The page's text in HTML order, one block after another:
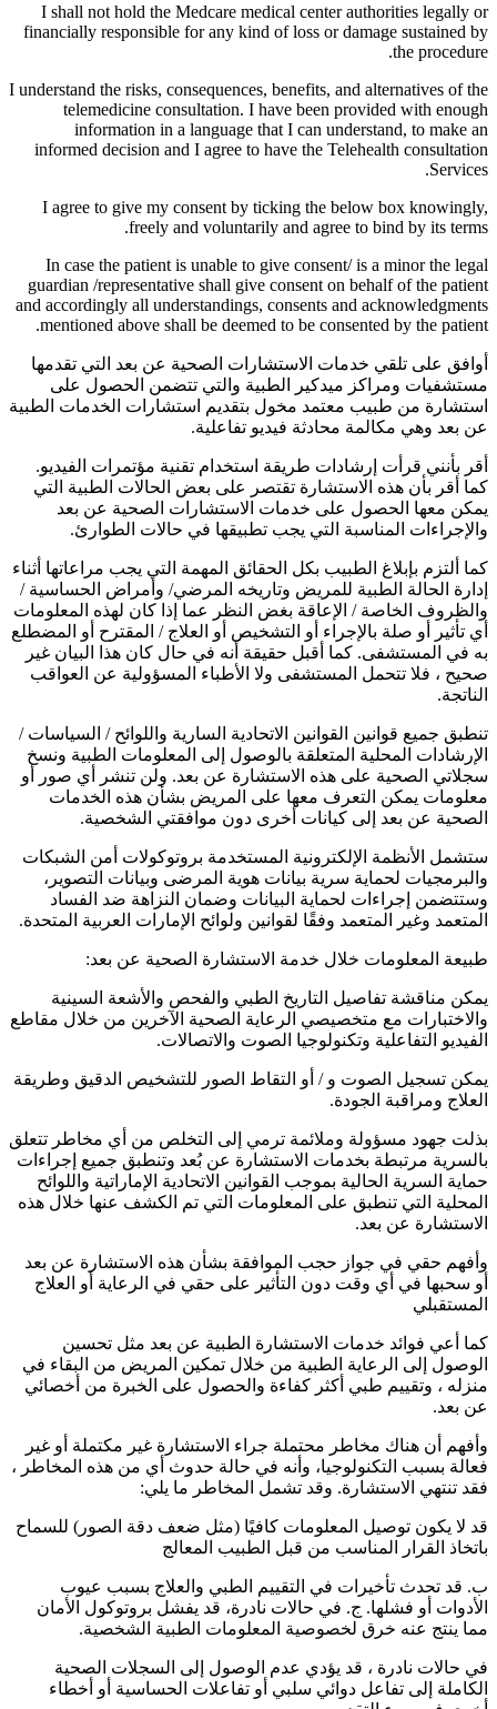
I shall not hold the Medcare medical center authorities legally or
financially responsible for any kind of loss or damage sustained by
the procedure.
I understand the risks, consequences, benefits, and alternatives of the
telemedicine consultation. I have been provided with enough
information in a language that I can understand, to make an
informed decision and I agree to have the Telehealth consultation
Services.
I agree to give my consent by ticking the below box knowingly,
freely and voluntarily and agree to bind by its terms.
In case the patient is unable to give consent/ is a minor the legal
guardian /representative shall give consent on behalf of the patient
and accordingly all understandings, consents and acknowledgments
mentioned above shall be deemed to be consented by the patient.
أوافق على تلقي خدمات الاستشارات الصحية عن بعد التي تقدمها
مستشفيات ومراكز ميدكير الطبية والتي تتضمن الحصول على
استشارة من طبيب معتمد مخول بتقديم استشارات الخدمات الطبية
عن بعد وهي مكالمة محادثة فيديو تفاعلية.
أقر بأنني قرأت إرشادات طريقة استخدام تقنية مؤتمرات الفيديو.
كما أقر بأن هذه الاستشارة تقتصر على بعض الحالات الطبية التي
يمكن معها الحصول على خدمات الاستشارات الصحية عن بعد
والإجراءات المناسبة التي يجب تطبيقها في حالات الطوارئ.
كما ألتزم بإبلاغ الطبيب بكل الحقائق المهمة التي يجب مراعاتها أثناء
إدارة الحالة الطبية للمريض وتاريخه المرضي/ وأمراض الحساسية /
والظروف الخاصة / الإعاقة بغض النظر عما إذا كان لهذه المعلومات
أي تأثير أو صلة بالإجراء أو التشخيص أو العلاج / المقترح أو المضطلع
به في المستشفى. كما أقبل حقيقة أنه في حال كان هذا البيان غير
صحيح ، فلا تتحمل المستشفى ولا الأطباء المسؤولية عن العواقب
الناتجة.
تنطبق جميع قوانين القوانين الاتحادية السارية واللوائح / السياسات /
الإرشادات المحلية المتعلقة بالوصول إلى المعلومات الطبية ونسخ
سجلاتي الصحية على هذه الاستشارة عن بعد. ولن تنشر أي صور أو
معلومات يمكن التعرف معها على المريض بشأن هذه الخدمات
الصحية عن بعد إلى كيانات أخرى دون موافقتي الشخصية.
ستشمل الأنظمة الإلكترونية المستخدمة بروتوكولات أمن الشبكات
والبرمجيات لحماية سرية بيانات هوية المرضى وبيانات التصوير،
وستتضمن إجراءات لحماية البيانات وضمان النزاهة ضد الفساد
المتعمد وغير المتعمد وفقًا لقوانين ولوائح الإمارات العربية المتحدة.
طبيعة المعلومات خلال خدمة الاستشارة الصحية عن بعد:
يمكن مناقشة تفاصيل التاريخ الطبي والفحص والأشعة السينية
والاختبارات مع متخصيصي الرعاية الصحية الآخرين من خلال مقاطع
الفيديو التفاعلية وتكنولوجيا الصوت والاتصالات.
يمكن تسجيل الصوت و / أو التقاط الصور للتشخيص الدقيق وطريقة
العلاج ومراقبة الجودة.
بذلت جهود مسؤولة وملائمة ترمي إلى التخلص من أي مخاطر تتعلق
بالسرية مرتبطة بخدمات الاستشارة عن بُعد وتنطبق جميع إجراءات
حماية السرية الحالية بموجب القوانين الاتحادية الإماراتية واللوائح
المحلية التي تنطبق على المعلومات التي تم الكشف عنها خلال هذه
الاستشارة عن بعد.
وأفهم حقي في جواز حجب الموافقة بشأن هذه الاستشارة عن بعد
أو سحبها في أي وقت دون التأثير على حقي في الرعاية أو العلاج
المستقبلي
كما أعي فوائد خدمات الاستشارة الطبية عن بعد مثل تحسين
الوصول إلى الرعاية الطبية من خلال تمكين المريض من البقاء في
منزله ، وتقييم طبي أكثر كفاءة والحصول على الخبرة من أخصائي
عن بعد.
وأفهم أن هناك مخاطر محتملة جراء الاستشارة غير مكتملة أو غير
فعالة بسبب التكنولوجيا، وأنه في حالة حدوث أي من هذه المخاطر ،
فقد تنتهي الاستشارة. وقد تشمل المخاطر ما يلي:
قد لا يكون توصيل المعلومات كافيًا (مثل ضعف دقة الصور) للسماح
باتخاذ القرار المناسب من قبل الطبيب المعالج
ب. قد تحدث تأخيرات في التقييم الطبي والعلاج بسبب عيوب
الأدوات أو فشلها. ج. في حالات نادرة، قد يفشل بروتوكول الأمان
مما ينتج عنه خرق لخصوصية المعلومات الطبية الشخصية.
في حالات نادرة ، قد يؤدي عدم الوصول إلى السجلات الصحية
الكاملة إلى تفاعل دوائي سلبي أو تفاعلات الحساسية أو أخطاء